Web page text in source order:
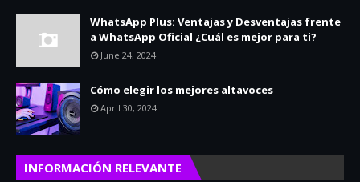
WhatsApp Plus: Ventajas y Desventajas frente
a WhatsApp Oficial ¿Cuál es mejor para ti?
June 24, 2024
Cómo elegir los mejores altavoces
April 30, 2024
INFORMACIÓN RELEVANTE